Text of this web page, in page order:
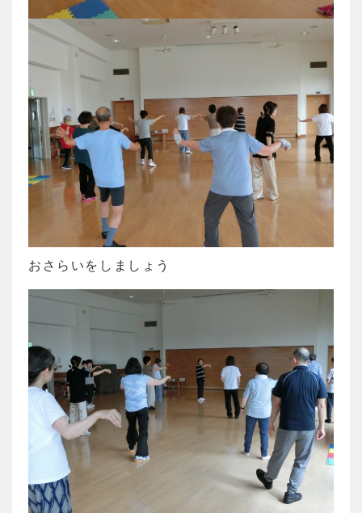
おさらいをしましょう